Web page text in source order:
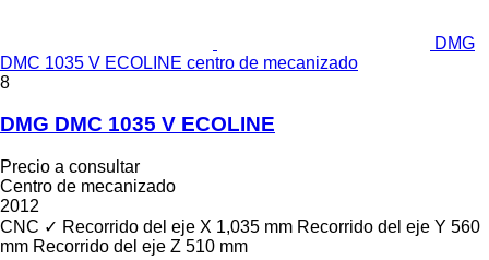
DMG
DMC 1035 V ECOLINE centro de mecanizado
8
DMG DMC 1035 V ECOLINE
Precio a consultar
Centro de mecanizado
2012
CNC ✓ Recorrido del eje X 1,035 mm Recorrido del eje Y 560
mm Recorrido del eje Z 510 mm